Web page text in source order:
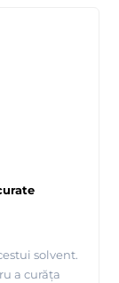
solvent.
a curăța